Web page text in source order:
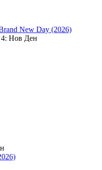
New Day (2026)
4: Нов Ден